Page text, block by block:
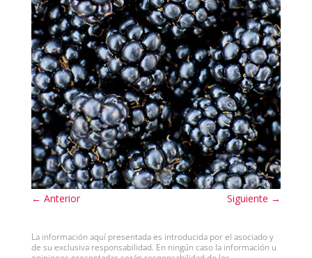
← Anterior Siguiente →
La información aquí presentada es introducida por el asociado y
de su exclusiva responsabilidad. En ningún caso la información u